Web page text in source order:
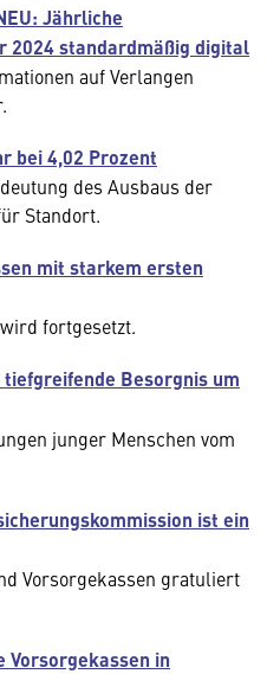
Jährliche
2024 standardmäßig digital
auf Verlangen
bei 4,02 Prozent
des Ausbaus der
Standort.
mit starkem ersten
fortgesetzt.
Besorgnis um
junger Menschen vom
ist ein
Vorsorgekassen gratuliert
in